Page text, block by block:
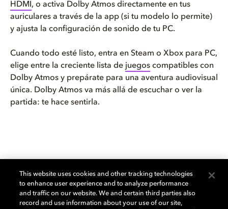
HDMI , o activa Dolby Atmos directamente en tus
auriculares a través de la app (si tu modelo lo permite)
y ajusta la configuración de sonido de tu PC.
Cuando todo esté listo, entra en Steam o Xbox para PC,
elige entre la creciente lista de juegos compatibles con
Dolby Atmos y prepárate para una aventura audiovisual
única. Dolby Atmos va más allá de escuchar o ver la
partida: te hace sentirla.
Sube de nivel con Dolby
Integrar Dolby Atmos en tu experiencia de juego te
ofrece un sonido limpio y preciso, con una escena
This website uses cookies and other tracking technologies
to enhance user experience and to analyze performance
and traffic on our website. We and certain third parties also
record and use information about your use of our site,